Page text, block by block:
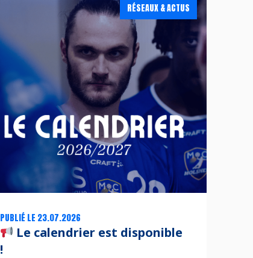
RÉSEAUX & ACTUS
PUBLIÉ LE 23.07.2026
Le calendrier est disponible
!